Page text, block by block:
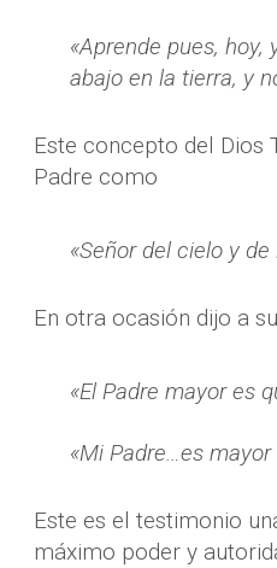
«Aprende pues,
abajo en la tierra, y
Este concepto del Dios
Padre como
«Señor del cielo y de
En otra ocasión dijo a
«El Padre mayor es
«Mi Padre…es
Este es el testimonio
máximo poder y